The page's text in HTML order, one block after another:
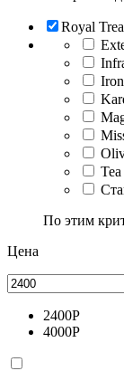
Royal
По этим
Цена
2400Р
4000Р